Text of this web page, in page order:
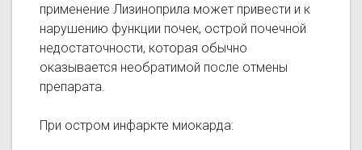
применение Лизиноприла может привести и к
нарушению функции почек, острой почечной
недостаточности, которая обычно
оказывается необратимой после отмены
препарата.
При остром инфаркте миокарда: